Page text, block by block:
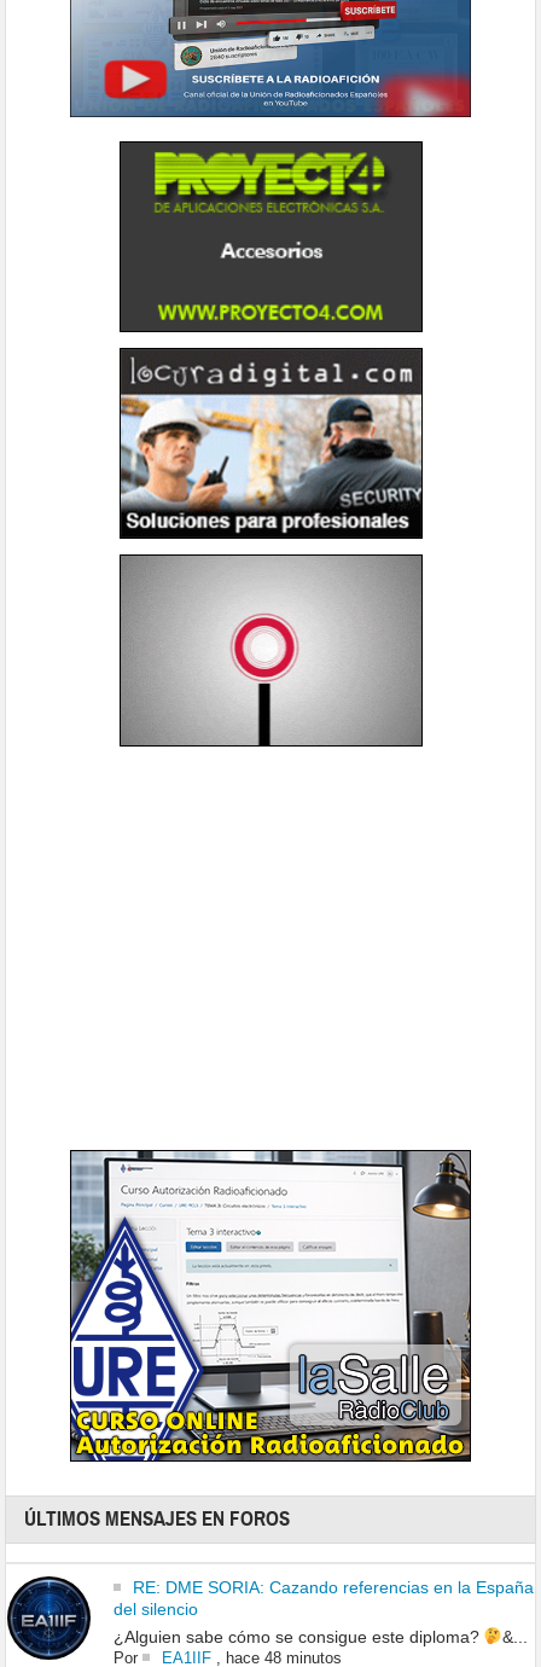
ÚLTIMOS MENSAJES EN FOROS
RE: DME SORIA: Cazando referencias en la España
del silencio
¿Alguien sabe cómo se consigue este diploma?
&...
Por EA1IIF, hace 48 minutos